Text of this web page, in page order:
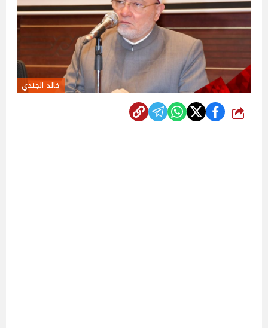
خالد الجندي
شارك